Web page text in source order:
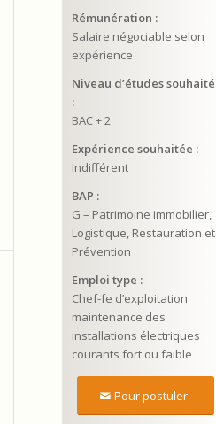
Rémunération :
Salaire négociable selon
expérience
Niveau d’études souhaité
:
BAC + 2
Expérience souhaitée :
Indifférent
BAP :
G – Patrimoine immobilier,
Logistique, Restauration et
Prévention
Emploi type :
Chef-fe d’exploitation
maintenance des
installations électriques
courants fort ou faible
Pour postuler